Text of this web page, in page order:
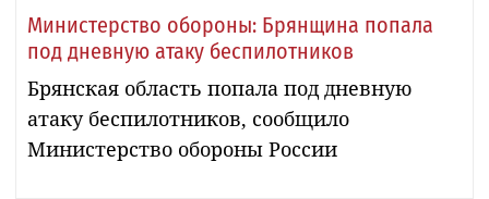
Министерство обороны: Брянщина попала
под дневную атаку беспилотников
Брянская область попала под дневную
атаку беспилотников, сообщило
Министерство обороны России